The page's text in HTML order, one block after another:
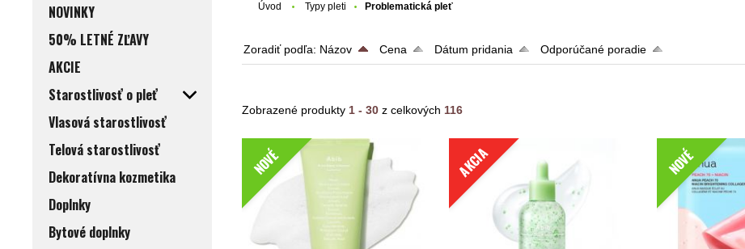
NOVINKY
50% LETNÉ ZĽAVY
AKCIE
Starostlivosť o pleť
Vlasová starostlivosť
Telová starostlivosť
Dekoratívna kozmetika
Doplnky
Bytové doplnky
Úvod Typy pleti Problematická pleť
Zoradiť podľa: Názov Cena Dátum pridania Odporúčané poradie
Zobrazené produkty1 - 30 z celkových116
NOVÉ AKCIA NOVÉ